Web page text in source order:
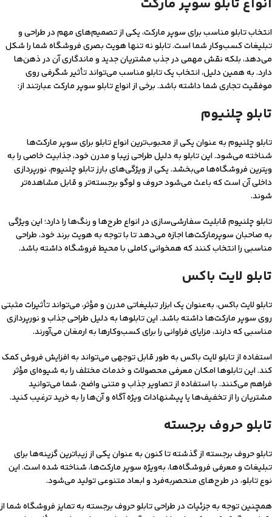
انواع تابلو سوپر مارکت
انتخاب تابلو مناسب برای سوپر مارکت، یکی از تصمیم‌های مهم در طراحی و
تبلیغات کسب‌وکار شما است. تابلو نه تنها هویت بصری فروشگاه شما را شکل
می‌دهد، بلکه نقش مهمی در جذب مشتریان جدید و ماندگاری آن‌ در ذهن‌ها
دارد. به همین دلیل، انتخاب یک تابلو مناسب می‌تواند تأثیر شگرفی روی
موفقیت تجاری شما داشته باشد. برخی از انواع تابلو سوپر مارکت عبارتند از:
تابلو چلنیوم
تابلو چلنیوم به عنوان یکی از محبوب‌ترین انواع تابلو برای سوپر مارکت‌ها
شناخته می‌شود. این تابلو به دلیل طراحی زیبا و مدرن خود، جذابیت خاصی را به
ویترین فروشگاه‌ها می‌بخشد. یکی از ویژگی‌های بارز تابلو چلنیوم، نورپردازی
داخلی آن است که باعث می‌شود حروف و لوگو برجسته‌تر و قابل مشاهده‌تر
شوند.
تابلو چلنیوم قابلیت سفارشی‌سازی در انواع طرح‌ها و رنگ‌ها را دارد؛ این ویژگی
به صاحبان سوپرمارکت‌ها اجازه می‌دهد تا با توجه به هویت برند خود، طراحی
مناسبی را انتخاب کنند که همخوانی کاملی با محیط فروشگاه داشته باشد.
تابلو لایت باکس
تابلو لایت باکس، به‌عنوان یک ابزار تبلیغاتی مدرن و مؤثر، می‌تواند تأثیرات مثبتی
روی سوپر مارکت‌ها داشته باشد. این تابلوها به دلیل طراحی جذاب و نورپردازی
مناسبی که دارند، مزایای فراوانی را برای کسب‌وکارها به ارمغان می‌آورند.
استفاده از تابلو لایت باکس به طور قابل توجهی می‌تواند به افزایش فروش کمک
کند. این تابلوها امکان معرفی محصولات و خدمات مختلف را به شیوه‌ای مؤثر
فراهم می‌کنند. با استفاده از تصاویر جذاب و متنی واضح، شما می‌توانید
مشتریان را از تخفیف‌ها یا پیشنهادات ویژه آگاه و آن‌ها را به خرید ترغیب کنید.
تابلو حروف برجسته
تابلو حروف برجسته از گذشته تا کنون به عنوان یکی از زیباترین گزینه‌ها برای
تبلیغات و معرفی فروشگاه‌ها، به‌ویژه سوپر مارکت‌ها، شناخته شده است. این
نوع تابلو، در طرح‌های منحصربه‌فرد و ابعاد متنوعی تولید می‌شود.
همچنین توجه به جزئیات در طراحی تابلو حروف برجسته به تمایز فروشگاه شما از